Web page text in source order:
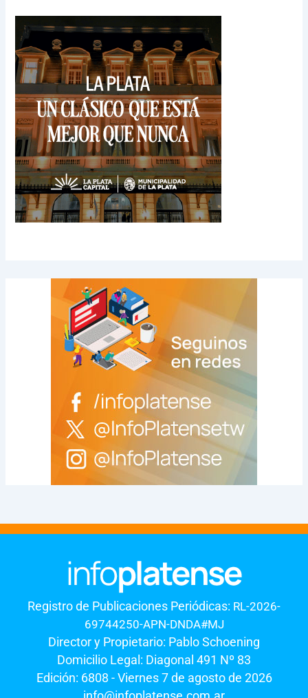
Registro de Publicaciones Periódicas: RL-2026-
69744250-APN-DNDA#MJ
Director y Propietario: Pablo Schoening
Domicilio Legal: Diagonal 491 Nº 83
Edición: 6808 - Viernes 7 de agosto de 2026